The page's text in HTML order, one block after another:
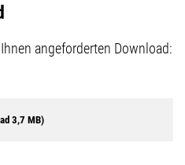
angeforderten Download:
3,7 MB)